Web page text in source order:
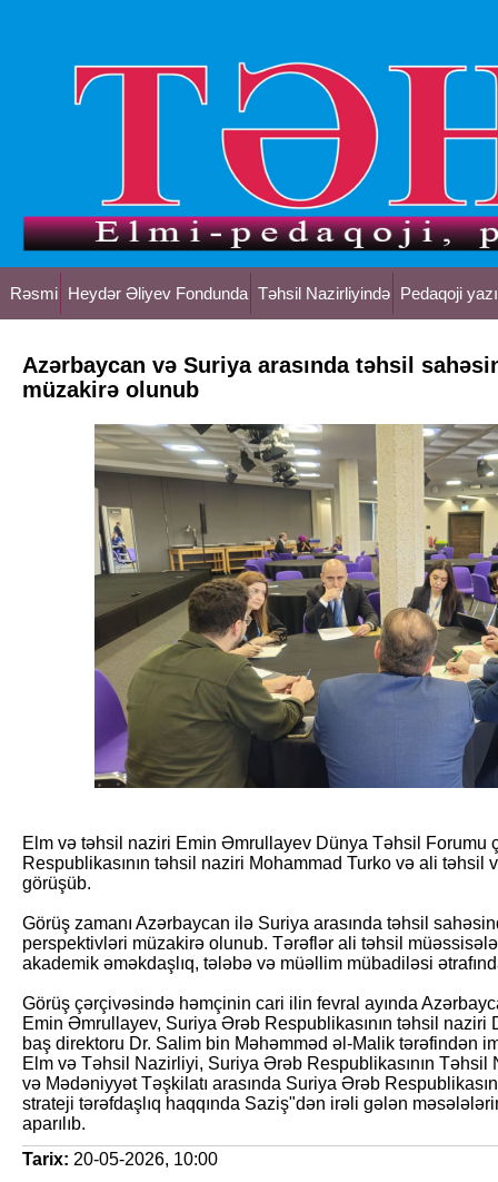
Rəsmi Heydər Əliyev Fondunda Təhsil Nazirliyində Pedaqoji
Azərbaycan və Suriya arasında təhsil
müzakirə olunub
Elm və təhsil naziri Emin Əmrullayev Dünya Təhsil Forumu
Respublikasının təhsil naziri Mohammad Turko və ali
görüşüb.
Görüş zamanı Azərbaycan ilə Suriya arasında təhsil
perspektivləri müzakirə olunub. Tərəflər ali təhsil
akademik əməkdaşlıq, tələbə və müəllim mübadiləsi
Görüş çərçivəsində həmçinin cari ilin fevral ayında
Emin Əmrullayev, Suriya Ərəb Respublikasının təhsil naziri
baş direktoru Dr. Salim bin Məhəmməd əl-Malik tərəfindən
Elm və Təhsil Nazirliyi, Suriya Ərəb Respublikasının Təhsil
və Mədəniyyət Təşkilatı arasında Suriya Ərəb
strateji tərəfdaşlıq haqqında Saziş"dən irəli gələn
aparılıb.
Tarix: 20-05-2026, 10:00